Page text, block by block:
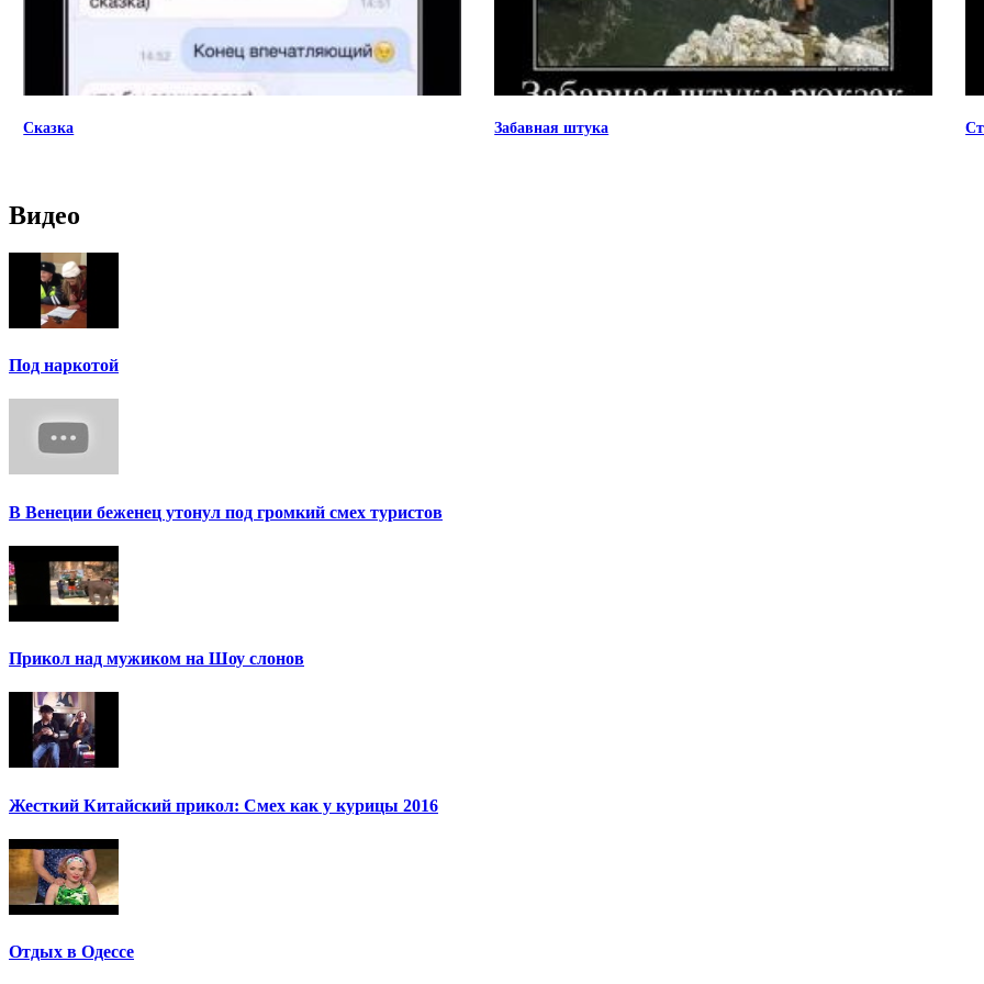
Сказка Забавная штука
Видео
Под наркотой
В Венеции беженец утонул под громкий смех туристов
Прикол над мужиком на Шоу слонов
Жесткий Китайский прикол: Смех как у курицы 2016
Отдых в Одессе